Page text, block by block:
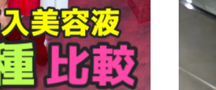
プリマモイスト